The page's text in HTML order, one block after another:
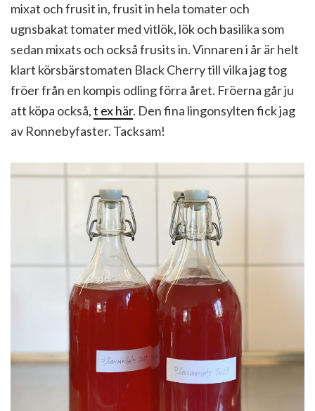
mixat och frusit in, frusit in hela tomater och
ugnsbakat tomater med vitlök, lök och basilika som
sedan mixats och också frusits in. Vinnaren i år är helt
klart körsbärstomaten Black Cherry till vilka jag tog
fröer från en kompis odling förra året. Fröerna går ju
att köpa också,t ex här. Den fina lingonsylten fick jag
av Ronnebyfaster. Tacksam!